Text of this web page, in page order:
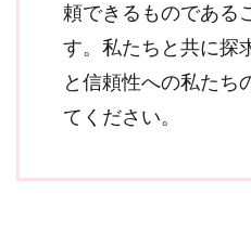
頼できるものである
す。私たちと共に探
と信頼性への私たち
てください。